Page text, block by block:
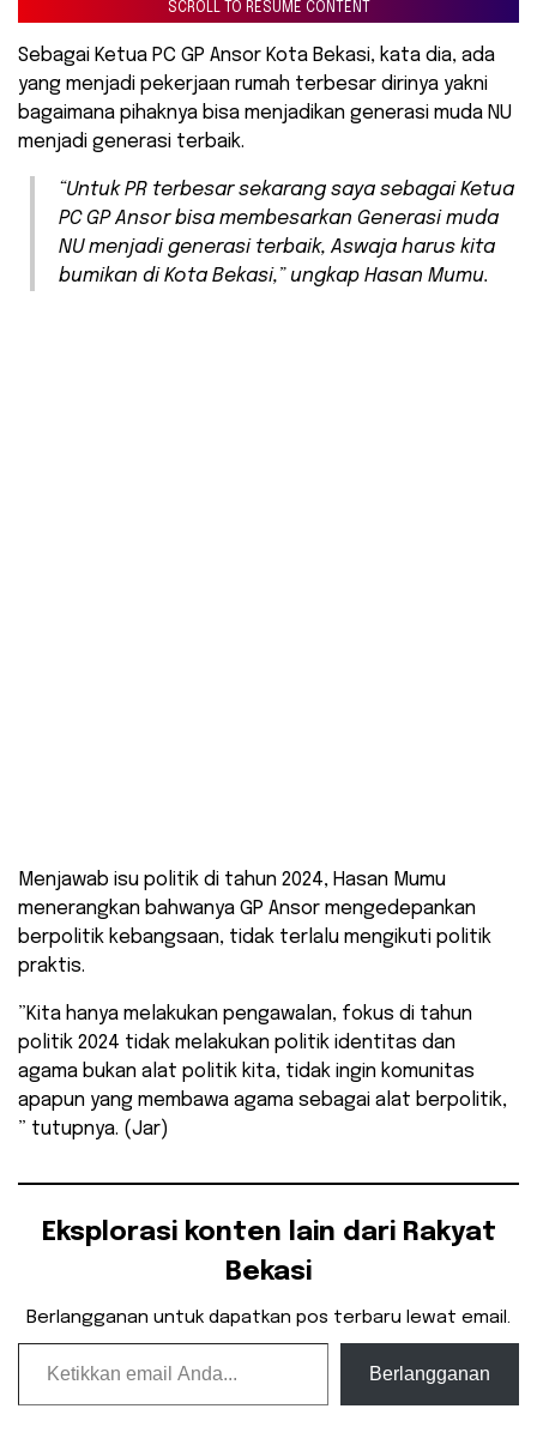
SCROLL TO RESUME CONTENT
Sebagai Ketua PC GP Ansor Kota Bekasi, kata dia, ada
yang menjadi pekerjaan rumah terbesar dirinya yakni
bagaimana pihaknya bisa menjadikan generasi muda NU
menjadi generasi terbaik.
“Untuk PR terbesar sekarang saya sebagai Ketua
PC GP Ansor bisa membesarkan Generasi muda
NU menjadi generasi terbaik, Aswaja harus kita
bumikan di Kota Bekasi,” ungkap Hasan Mumu.
Menjawab isu politik di tahun 2024, Hasan Mumu
menerangkan bahwanya GP Ansor mengedepankan
berpolitik kebangsaan, tidak terlalu mengikuti politik
praktis.
”Kita hanya melakukan pengawalan, fokus di tahun
politik 2024 tidak melakukan politik identitas dan
agama bukan alat politik kita, tidak ingin komunitas
apapun yang membawa agama sebagai alat berpolitik,
” tutupnya. (Jar)
Eksplorasi konten lain dari Rakyat
Bekasi
Berlangganan untuk dapatkan pos terbaru lewat email.
Ketikkan email Anda...
Berlangganan